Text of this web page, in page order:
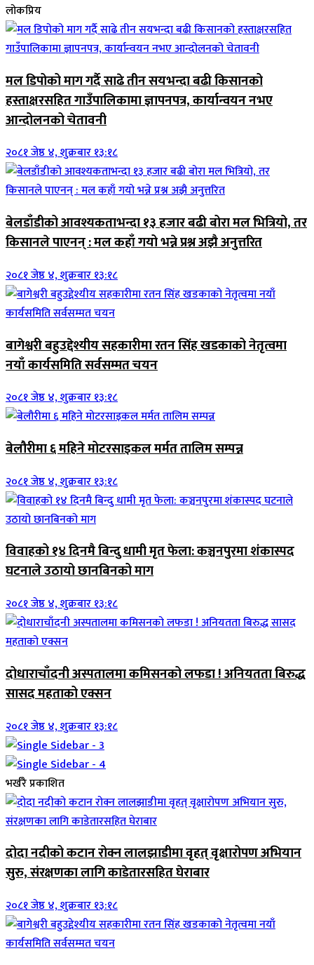
लोकप्रिय
मल डिपोको माग गर्दै साढे तीन सयभन्दा बढी किसानको
हस्ताक्षरसहित गाउँपालिकामा ज्ञापनपत्र, कार्यान्वयन नभए
आन्दोलनको चेतावनी
२०८१ जेष्ठ ४, शुक्रबार १३:१८
बेलडाँडीको आवश्यकताभन्दा १३ हजार बढी बोरा मल भित्रियो, तर
किसानले पाएनन् : मल कहाँ गयो भन्ने प्रश्न अझै अनुत्तरित
२०८१ जेष्ठ ४, शुक्रबार १३:१८
बागेश्वरी बहुउद्देश्यीय सहकारीमा रतन सिंह खडकाको नेतृत्वमा
नयाँ कार्यसमिति सर्वसम्मत चयन
२०८१ जेष्ठ ४, शुक्रबार १३:१८
बेलौरीमा ६ महिने मोटरसाइकल मर्मत तालिम सम्पन्न
२०८१ जेष्ठ ४, शुक्रबार १३:१८
विवाहको १४ दिनमै बिन्दु धामी मृत फेला: कञ्चनपुरमा शंकास्पद
घटनाले उठायो छानबिनको माग
२०८१ जेष्ठ ४, शुक्रबार १३:१८
दोधाराचाँदनी अस्पतालमा कमिसनको लफडा ! अनियतता बिरुद्ध
सासद महताको एक्सन
२०८१ जेष्ठ ४, शुक्रबार १३:१८
भर्खरै प्रकाशित
दोदा नदीको कटान रोक्न लालझाडीमा वृहत् वृक्षारोपण अभियान
सुरु, संरक्षणका लागि काडेतारसहित घेराबार
२०८१ जेष्ठ ४, शुक्रबार १३:१८